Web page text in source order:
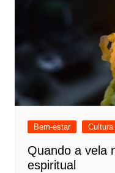
Bem-estar Cultura
Quando a vela
espiritual